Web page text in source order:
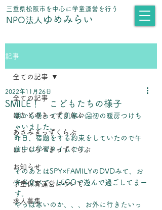
​三重県松阪市を中心に学童運営を行う
NPO法人 ゆめみらい
記事
全ての記事
はたどのきっずくらぶ
あさみきっずくらぶ
にしくろべきっずくらぶ
お知らせ
学童保育運営について
求人募集
全ての記事
SMILE！ こどもたちの様子
2022年11月26日
朝から曇ってて肌寒い🥶初の暖房つけち
ゃいました。
昨日、宿題をする約束をしていたので午
前中は学習タイムです。
そのあとはSPY×FAMILYのDVDみて、お
弁当食べて、LEGOで遊んで過ごしてまー
す。
やっぱ寒いのか、、、お外に行きたいっ